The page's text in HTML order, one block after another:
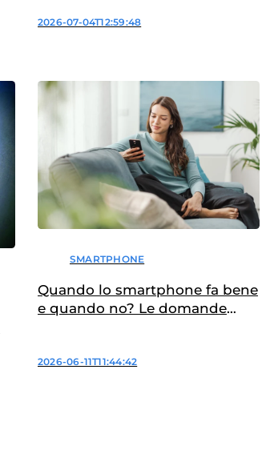
2026-07-04T12:59:48
SMARTPHONE
Quando lo smartphone fa bene
e quando no? Le domande
2026-06-11T11:44:42